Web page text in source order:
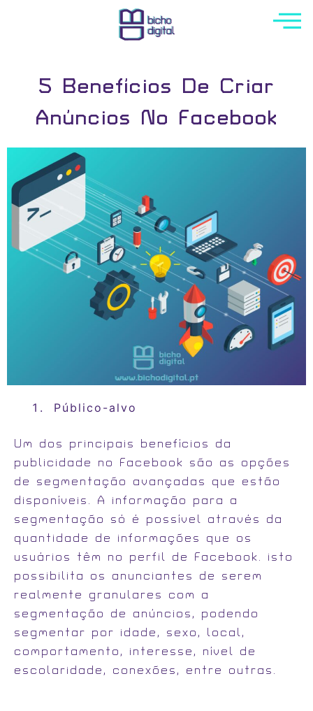
5 Benefícios De Criar
Anúncios No Facebook
Público-alvo
Um dos principais benefícios da
publicidade no Facebook são as opções
de segmentação avançadas que estão
disponíveis. A informação para a
segmentação só é possível através da
quantidade de informações que os
usuários têm no perfil de Facebook. isto
possibilita os anunciantes de serem
realmente granulares com a
segmentação de anúncios, podendo
segmentar por idade, sexo, local,
comportamento, interesse, nível de
escolaridade, conexões, entre outras.